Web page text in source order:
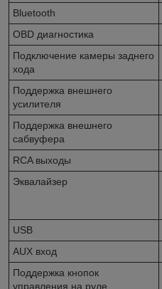
Bluetooth
OBD диагностика
Подключение камеры заднего
хода
Поддержка внешнего
усилителя
Поддержка внешнего
сабвуфера
RCA выходы
Эквалайзер
USB
AUX вход
Поддержка кнопок
управления на руле